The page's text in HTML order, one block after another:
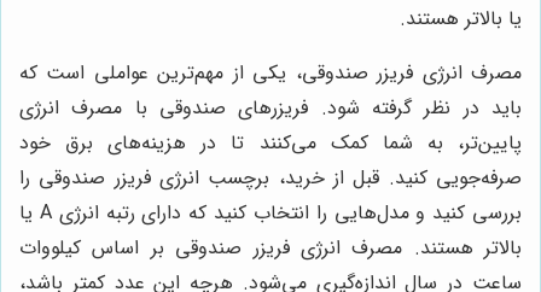
یا بالاتر هستند.
مصرف انرژی فریزر صندوقی، یکی از مهم‌ترین عواملی است که
باید در نظر گرفته شود. فریزرهای صندوقی با مصرف انرژی
پایین‌تر، به شما کمک می‌کنند تا در هزینه‌های برق خود
صرفه‌جویی کنید. قبل از خرید، برچسب انرژی فریزر صندوقی را
بررسی کنید و مدل‌هایی را انتخاب کنید که دارای رتبه انرژی A یا
بالاتر هستند. مصرف انرژی فریزر صندوقی بر اساس کیلووات
ساعت در سال اندازه‌گیری می‌شود. هرچه این عدد کمتر باشد،